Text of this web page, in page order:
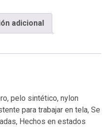
adicional
pelo sintético, nylon
para trabajar en tela, Se
Hechos en estados